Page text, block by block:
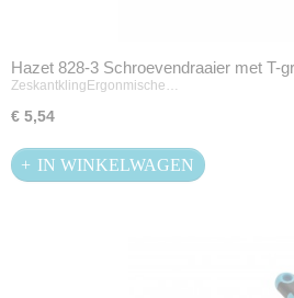
Hazet 828-3 Schroevendraaier met T-
ZeskantklingErgonmische…
€ 5,54
IN WINKELWAGEN